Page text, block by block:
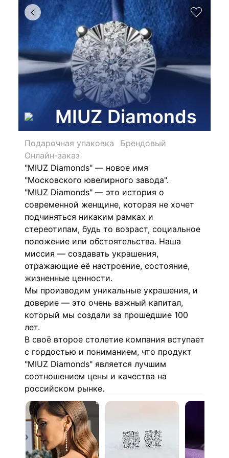
MIUZ Diamonds
Подарочная упаковка
Брендовый
Онлайн-заказ
"MIUZ Diamonds" — новое имя
"Московского ювелирного завода".
"MIUZ Diamonds" — это история о
современной женщине, которая не хочет
подчиняться никаким рамках и
стереотипам, будь то возраст, социальное
положение или обстоятельства. Наша
миссия — создавать украшения,
отражающие её настроение, состояние,
жизненные ценности.
Мы производим уникальные украшения, и
доверие — это очень важный капитал,
который мы создали за прошедшие 100
лет.
В своё второе столетие компания вступает
с гордостью и пониманием, что продукт
"MIUZ Diamonds" является лучшим
соотношением цены и качества на
российском рынке.